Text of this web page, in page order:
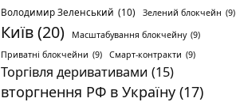
Володимир Зеленський (10) Зелений блокчейн (9)
Київ(20) Масштабування блокчейну (9)
Приватні блокчейни (9) Смарт-контракти (9)
Торгівля деривативами (15)
вторгнення РФ в Україну (17)